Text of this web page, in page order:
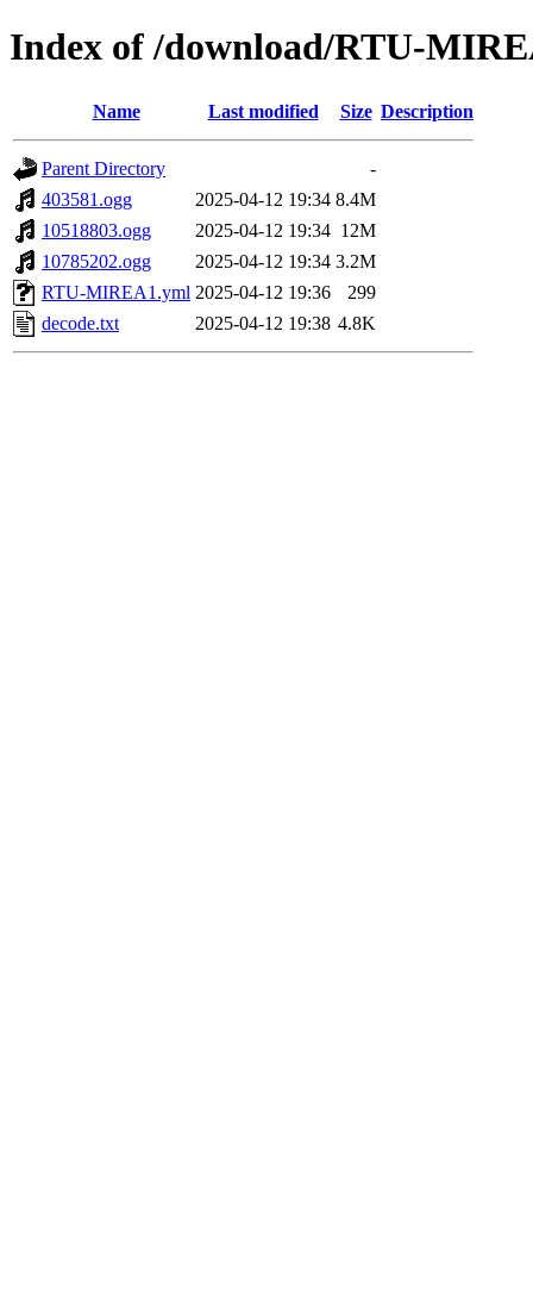
Index of /download/RTU-
Name Last modified Size Description
Parent Directory
-
403581.ogg
2025-04-12 19:34 8.4M
10518803.ogg
2025-04-12 19:34 12M
10785202.ogg
2025-04-12 19:34 3.2M
RTU-MIREA1.yml 2025-04-12 19:36
299
decode.txt
2025-04-12 19:38 4.8K